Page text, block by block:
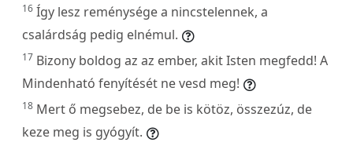
16 Így lesz reménysége a nincstelennek, a
csalárdság pedig elnémul.
17 Bizony boldog az az ember, akit Isten megfedd! A
Mindenható fenyítését ne vesd meg!
18 Mert ő megsebez, de be is kötöz, összezúz, de
keze meg is gyógyít.